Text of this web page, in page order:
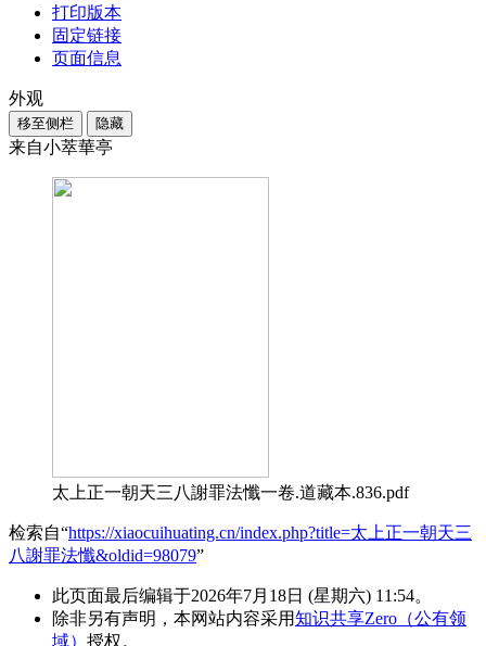
打印版本
固定链接
页面信息
外观
移至侧栏 隐藏
来自小萃華亭
太上正一朝天三八謝罪法懺一卷.道藏本.836.pdf
检索自“https://xiaocuihuating.cn/index.php?title=太上正一朝天三
八謝罪法懺&oldid=98079”
此页面最后编辑于2026年7月18日 (星期六) 11:54。
除非另有声明，本网站内容采用知识共享Zero（公有领
域） 授权。